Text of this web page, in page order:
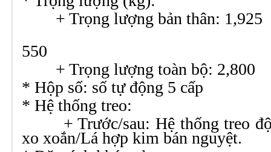
+ Trọng lượng bản
+ Trọng lượng toàn
* Hộp số: số tự động 5 cấp
* Hệ thống treo:
+ Trước/sau: Hệ thống treo
xo xoắn/Lá hợp kim bán nguyệt.